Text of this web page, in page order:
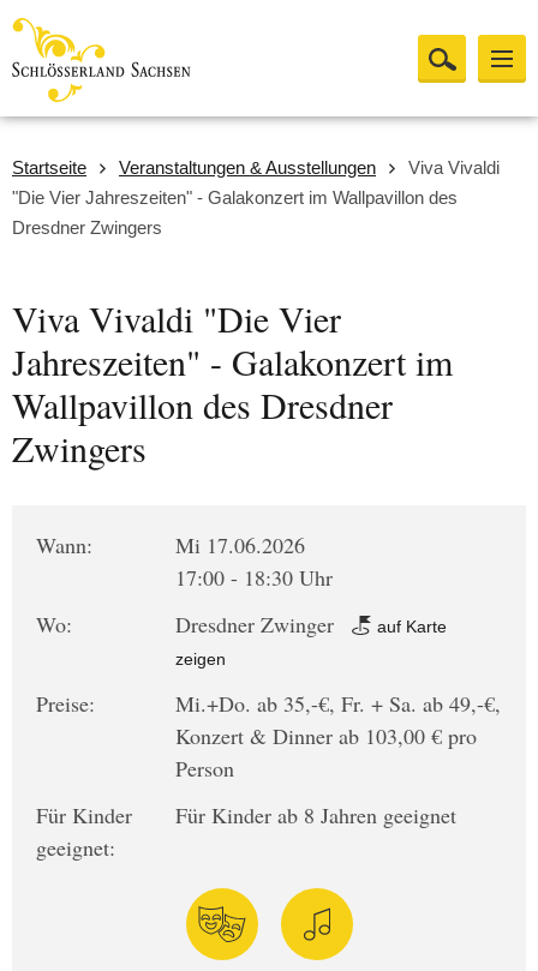
Startseite Veranstaltungen & Ausstellungen
Viva Vivaldi
"Die Vier Jahreszeiten" - Galakonzert im Wallpavillon des
Dresdner Zwingers
Viva Vivaldi "Die Vier
Jahreszeiten" - Galakonzert im
Wallpavillon des Dresdner
Zwingers
Wann:
Mi 17.06.2026
17:00 - 18:30 Uhr
Wo:
Dresdner Zwinger
auf Karte
zeigen
Preise:
Mi.+Do. ab 35,-€, Fr. + Sa. ab 49,-€,
Konzert & Dinner ab 103,00 € pro
Person
Für Kinder
geeignet:
Für Kinder ab 8 Jahren geeignet